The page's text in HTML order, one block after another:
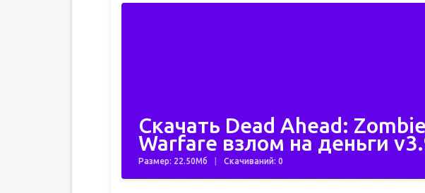
Скачать Dead Ahead: Zombie
Warfare взлом на деньги
Размер: 22.50Мб Скачиваний: 0